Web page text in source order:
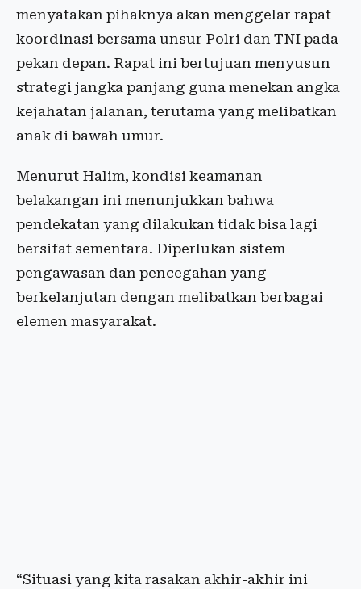
menyatakan pihaknya akan menggelar rapat
koordinasi bersama unsur Polri dan TNI pada
pekan depan. Rapat ini bertujuan menyusun
strategi jangka panjang guna menekan angka
kejahatan jalanan, terutama yang melibatkan
anak di bawah umur.
Menurut Halim, kondisi keamanan
belakangan ini menunjukkan bahwa
pendekatan yang dilakukan tidak bisa lagi
bersifat sementara. Diperlukan sistem
pengawasan dan pencegahan yang
berkelanjutan dengan melibatkan berbagai
elemen masyarakat.
“Situasi yang kita rasakan akhir-akhir ini